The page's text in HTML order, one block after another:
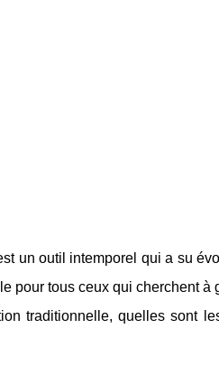
un outil intemporel qui a su
pour tous ceux qui cherchent
traditionnelle, quelles sont